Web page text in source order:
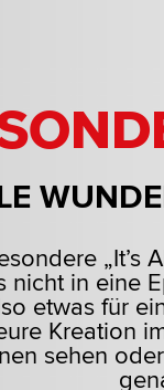
„It’s
nicht in eine
etwas für
Kreation
sehen